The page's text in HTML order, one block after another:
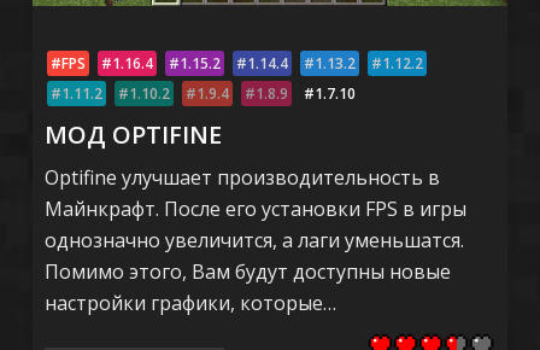
FPS 1.16.4 1.15.2 1.14.4 1.13.2
1.12.2
1.11.2
1.10.2 1.9.4 1.8.9 1.7.10
МОД OPTIFINE
Optifine улучшает производительность в
Майнкрафт. После его установки FPS в игры
однозначно увеличится, а лаги уменьшатся.
Помимо этого, Вам будут доступны новые
настройки графики, которые…